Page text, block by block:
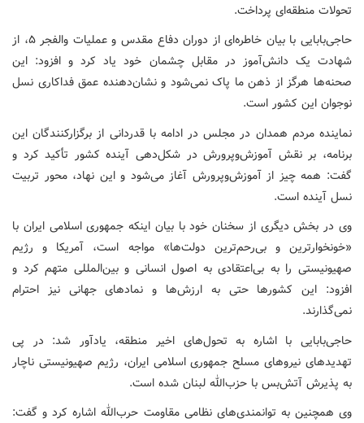
تحولات منطقه‌ای پرداخت.
حاجی‌بابایی با بیان خاطره‌ای از دوران دفاع مقدس و عملیات والفجر ۵، از
شهادت یک دانش‌آموز در مقابل چشمان خود یاد کرد و افزود: این
صحنه‌ها هرگز از ذهن ما پاک نمی‌شود و نشان‌دهنده عمق فداکاری نسل
نوجوان این کشور است.
نماینده مردم همدان در مجلس در ادامه با قدردانی از برگزارکنندگان این
برنامه، بر نقش آموزش‌وپرورش در شکل‌دهی آینده کشور تأکید کرد و
گفت: همه چیز از آموزش‌وپرورش آغاز می‌شود و این نهاد، محور تربیت
نسل آینده است.
وی در بخش دیگری از سخنان خود با بیان اینکه جمهوری اسلامی ایران با
«خونخوارترین و بی‌رحم‌ترین دولت‌ها» مواجه است، آمریکا و رژیم
صهیونیستی را به بی‌اعتقادی به اصول انسانی و بین‌المللی متهم کرد و
افزود: این کشورها حتی به ارزش‌ها و نمادهای جهانی نیز احترام
نمی‌گذارند.
حاجی‌بابایی با اشاره به تحول‌های اخیر منطقه، یادآور شد: در پی
تهدیدهای نیروهای مسلح جمهوری اسلامی ایران، رژیم صهیونیستی ناچار
به پذیرش آتش‌بس با حزب‌الله لبنان شده است.
وی همچنین به توانمندی‌های نظامی مقاومت حرب‌الله اشاره کرد و گفت: